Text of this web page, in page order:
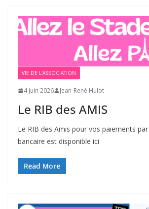
VIE DE L'ASSOCIATION
4 juin 2026 Jean-René Hulot
Le RIB des AMIS
Le RIB des Amis pour vos paiements
bancaire est disponible ici
Read More